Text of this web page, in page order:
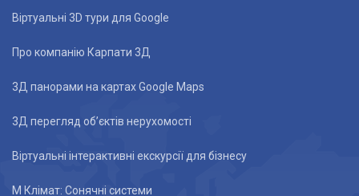
Віртуальні 3D тури для Google
Про компанію Карпати 3Д
3Д панорами на картах Google Maps
3Д перегляд об’єктів нерухомості
Віртуальні інтерактивні екскурсії для бізнесу
М Клімат: Сонячні системи